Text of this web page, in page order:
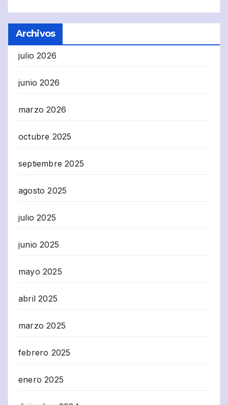
Archivos
julio 2026
junio 2026
marzo 2026
octubre 2025
septiembre 2025
agosto 2025
julio 2025
junio 2025
mayo 2025
abril 2025
marzo 2025
febrero 2025
enero 2025